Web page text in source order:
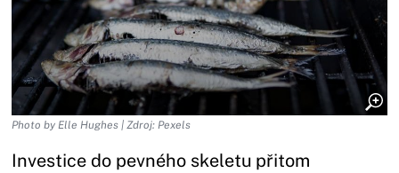
Photo by Elle Hughes | Zdroj: Pexels
Investice do pevného skeletu přitom